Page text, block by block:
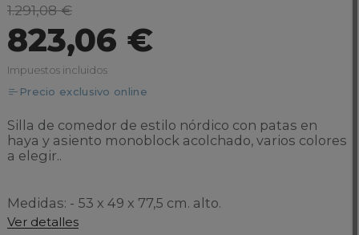
1.291,08 €
823,06 €
Impuestos incluidos
Precio exclusivo online
Silla de comedor de estilo nórdico con patas en
haya y asiento monoblock acolchado, varios colores
a elegir..
Medidas: - 53 x 49 x 77,5 cm. alto.
Ver detalles